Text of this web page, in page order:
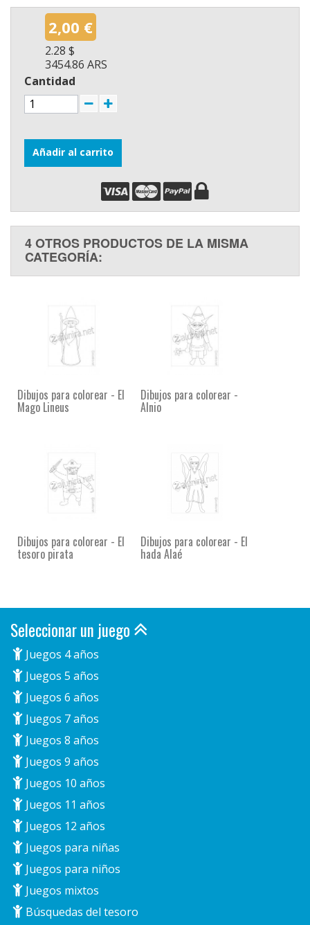
2,00 €
2.28 $
3454.86 ARS
Cantidad
Añadir al carrito
4 OTROS PRODUCTOS DE LA MISMA
CATEGORÍA:
Dibujos para colorear - El
Mago Lineus
Dibujos para colorear -
Alnio
Dibujos para colorear - El
tesoro pirata
Dibujos para colorear - El
hada Alaé
Seleccionar un juego
Juegos 4 años
Juegos 5 años
Juegos 6 años
Juegos 7 años
Juegos 8 años
Juegos 9 años
Juegos 10 años
Juegos 11 años
Juegos 12 años
Juegos para niñas
Juegos para niños
Juegos mixtos
Búsquedas del tesoro